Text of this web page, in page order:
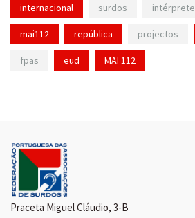
internacional surdos intérprete
mai112 república projectos
fpas eud MAI 112
Praceta Miguel Cláudio, 3-B